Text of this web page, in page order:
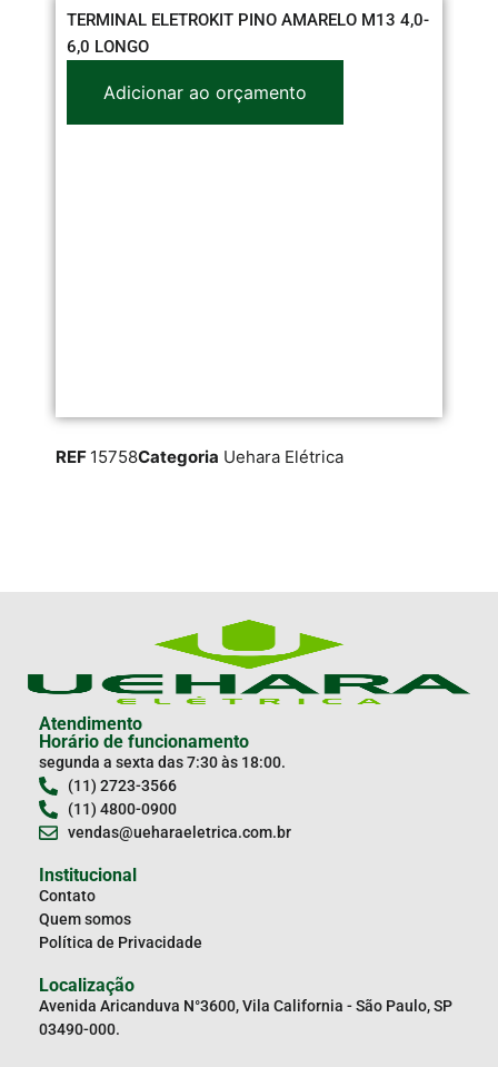
TERMINAL ELETROKIT PINO AMARELO M13 4,0-
6,0 LONGO
Adicionar ao orçamento
REF 15758Categoria Uehara Elétrica
Atendimento
Horário de funcionamento
segunda a sexta das 7:30 às 18:00.
(11) 2723-3566
(11) 4800-0900
vendas@ueharaeletrica.com.br
Institucional
Contato
Quem somos
Política de Privacidade
Localização
Avenida Aricanduva N°3600, Vila California - São Paulo, SP
03490-000.